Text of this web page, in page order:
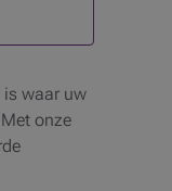
is waar uw
onze